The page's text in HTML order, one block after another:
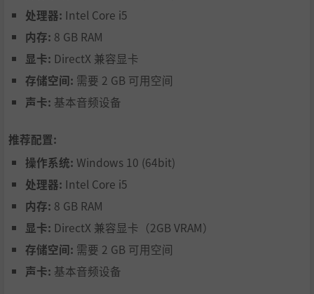
消弭。供奉祭祀神祇，让神明重返罗马荣光，注意每位神明
所解锁的增益和技术都各有不同，你和好友的选择至关重
要！
这片程序生成的世界广阔无垠，你要深入荒野采集资源，挖
处理器: Intel Core i5
内存: 8 GB RAM
显卡: DirectX 兼容显卡
存储空间: 需要 2 GB 可用空间
声卡: 基本音频设备
推荐配置:
操作系统: Windows 10 (64bit)
处理器: Intel Core i5
内存: 8 GB RAM
显卡: DirectX 兼容显卡（2GB VRAM）
存储空间: 需要 2 GB 可用空间
声卡: 基本音频设备